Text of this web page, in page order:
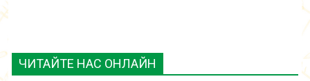
ЧИТАЙТЕ НАС ОНЛАЙН